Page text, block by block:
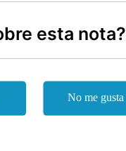
esta nota?